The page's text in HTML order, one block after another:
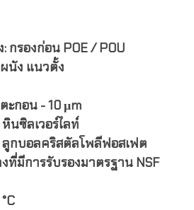
กรองก่อน POE / POU
นัง แนวตั้ง
ะกอน - 10 μm
นซิลเวอร์ไลท์
ลูกบอลคริสตัลโพลีฟอสเฟต
ที่มีการรับรองมาตรฐาน NSF